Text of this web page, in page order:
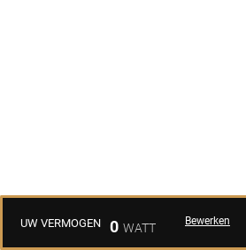
UW VERMOGEN 0 Bewerken